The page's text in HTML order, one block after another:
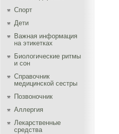
Спорт
Дети
Важная информация
на этикетках
Биологические ритмы
и сон
Справочник
медицинской сестры
Позвоночник
Аллергия
Лекарственные
средства